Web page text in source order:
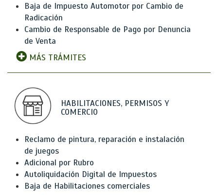
Baja de Impuesto Automotor por Cambio de
Radicación
Cambio de Responsable de Pago por Denuncia
de Venta
MÁS TRÁMITES
HABILITACIONES, PERMISOS Y
COMERCIO
Reclamo de pintura, reparación e instalación
de juegos
Adicional por Rubro
Autoliquidación Digital de Impuestos
Baja de Habilitaciones comerciales